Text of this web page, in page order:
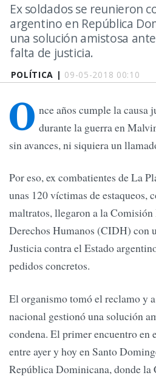
POLÍTICA | 09-05-2018 00:10
Ex soldados se reunieron
argentino en República
una solución amistosa
falta de justicia.
O nce años cumple la causa
durante la guerra en
sin avances, ni siquiera un
Por eso, ex combatientes de La
unas 120 víctimas de estaqueos,
maltratos, llegaron a la
Derechos Humanos (CIDH) con
Justicia contra el Estado
pedidos concretos.
El organismo tomó el reclamo y
nacional gestionó una solución
condena. El primer encuentro en
entre ayer y hoy en Santo
República Dominicana, donde la